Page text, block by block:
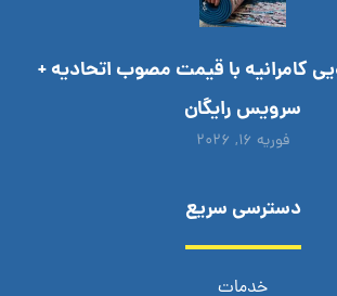
کامرانیه با قیمت مصوب اتحادیه +
سرویس رایگان
فوریه ۱۶, ۲۰۲۶
دسترسی سریع
خدمات